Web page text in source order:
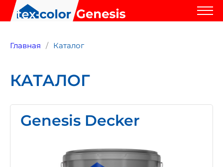
Главная Каталог
КАТАЛОГ
Genesis Decker